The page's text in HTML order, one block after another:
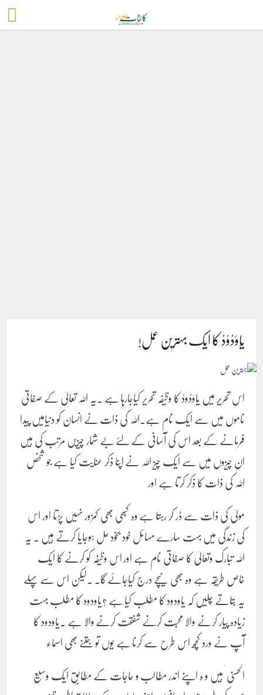
یَاوَدُوْدُ کا ایک بہترین عمل!
اس تحریر میں یَاوَدُودُ کا وظیفہ تحریر کیاجارہا ہے ۔یہ اللہ تعالیٰ کے صفاتی
ناموں میں سے ایک نام ہے۔اللہ کی ذات نے انسان کو دنیامیں پیدا
فرمانے کے بعد اس کی آسانی کے لئے بے شمار چیزیں مرتب کی ہیں
ان چیزوں میں سے ایک چیز اللہ نے اپنا ذکر عنایت کیا ہے جو شخص
اللہ کی ذات کا ذکر کرتا ہے اور
مولیٰ کی ذات سے ڈر کر رہتا ہے وہ کبھی بھی کمزور نہیں پڑتا اور اس
کی زندگی میں بہت سارے مسائل خود بخود حل ہوجایا کرتے ہیں ۔ یہ
اللہ تبارک وتعالیٰ کا صفاتی نام ہے اور اس وظیفہ کو کرنے کا ایک
خاص طریقہ ہے وہ بھی نیچے درج کیاجائے گا۔ ۔لیکن اس سے پہلے
یہ بتاتے چلیں کہ یاودود کا مطلب کیا ہے ؟یاودود کا مطلب بہت
زیادہ پیار کرنے والا محبت کرنے شفقت کرنے والا ہے ۔یاودود کا
آپ نے ورد کچھ اس طرح سے کرنا ہے یوں تو جتنے بھی اسماء
الحسنی ٰ ہیں و ہ اپنے اندر مطالب و حاجات کے مطابق ایک وسیع